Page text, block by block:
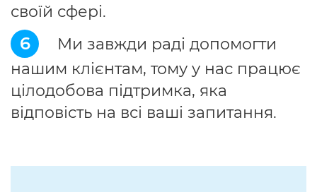
своїй сфері.
6
Ми завжди раді допомогти
нашим клієнтам, тому у нас працює
цілодобова підтримка, яка
відповість на всі ваші запитання.